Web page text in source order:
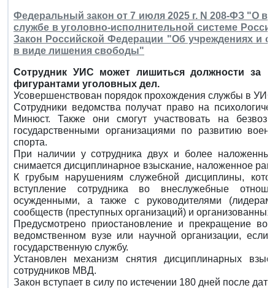
Федеральный закон от 7 июля 2025 г. N 208-ФЗ "О
службе в уголовно-исполнительной системе
Закон Российской Федерации "Об учреждениях и
в виде лишения свободы"
Сотрудник УИС может лишиться должности за
фигурантами уголовных дел.
Усовершенствован порядок прохождения службы в
Сотрудники ведомства получат право на
Минюст. Также они смогут участвовать на
государственными организациями по развитию
спорта.
При наличии у сотрудника двух и более
снимается дисциплинарное взыскание, наложенное
К грубым нарушениям служебной дисциплины,
вступление сотрудника во внеслужебные
осужденными, а также с руководителями
сообществ (преступных организаций) и организованных
Предусмотрено приостановление и прекращение
ведомственном вузе или научной организации,
государственную службу.
Установлен механизм снятия дисциплинарных
сотрудников МВД.
Закон вступает в силу по истечении 180 дней после